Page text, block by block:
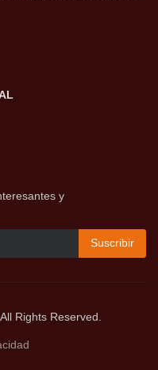
y
Suscribir
Rights Reserved.